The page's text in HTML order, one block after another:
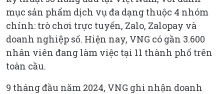
mục sản phẩm dịch vụ đa dạng thuộc 4 nhóm
chính: trò chơi trực tuyến, Zalo, Zalopay và
doanh nghiệp số. Hiện nay, VNG có gần 3.600
nhân viên đang làm việc tại 11 thành phố trên
toàn cầu.
9 tháng đầu năm 2024, VNG ghi nhận doanh